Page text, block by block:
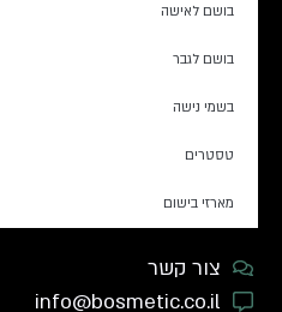
בושם לאישה
בושם לגבר
בשמי נישה
טסטרים
מארזי בישום
צור קשר
info@bosmetic.co.il